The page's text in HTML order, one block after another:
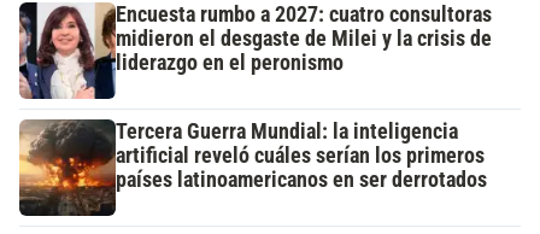
Encuesta rumbo a 2027: cuatro consultoras
midieron el desgaste de Milei y la crisis de
liderazgo en el peronismo
Tercera Guerra Mundial: la inteligencia
artificial reveló cuáles serían los primeros
países latinoamericanos en ser derrotados